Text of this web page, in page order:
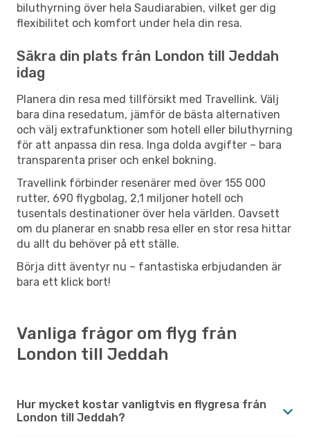
biluthyrning över hela Saudiarabien, vilket ger dig
flexibilitet och komfort under hela din resa.
Säkra din plats från London till Jeddah
idag
Planera din resa med tillförsikt med Travellink. Välj
bara dina resedatum, jämför de bästa alternativen
och välj extrafunktioner som hotell eller biluthyrning
för att anpassa din resa. Inga dolda avgifter – bara
transparenta priser och enkel bokning.
Travellink förbinder resenärer med över 155 000
rutter, 690 flygbolag, 2,1 miljoner hotell och
tusentals destinationer över hela världen. Oavsett
om du planerar en snabb resa eller en stor resa hittar
du allt du behöver på ett ställe.
Börja ditt äventyr nu – fantastiska erbjudanden är
bara ett klick bort!
Vanliga frågor om flyg från
London till Jeddah
Hur mycket kostar vanligtvis en flygresa från
London till Jeddah?